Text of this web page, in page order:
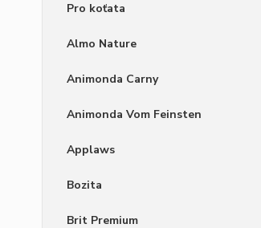
Pro koťata
Almo Nature
Animonda Carny
Animonda Vom Feinsten
Applaws
Bozita
Brit Premium